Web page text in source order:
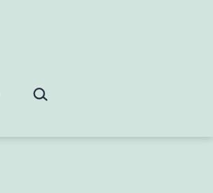
Поиск…